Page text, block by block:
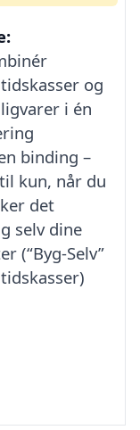
og
i én
binding –
kun, når du
det
selv dine
(“Byg-Selv”